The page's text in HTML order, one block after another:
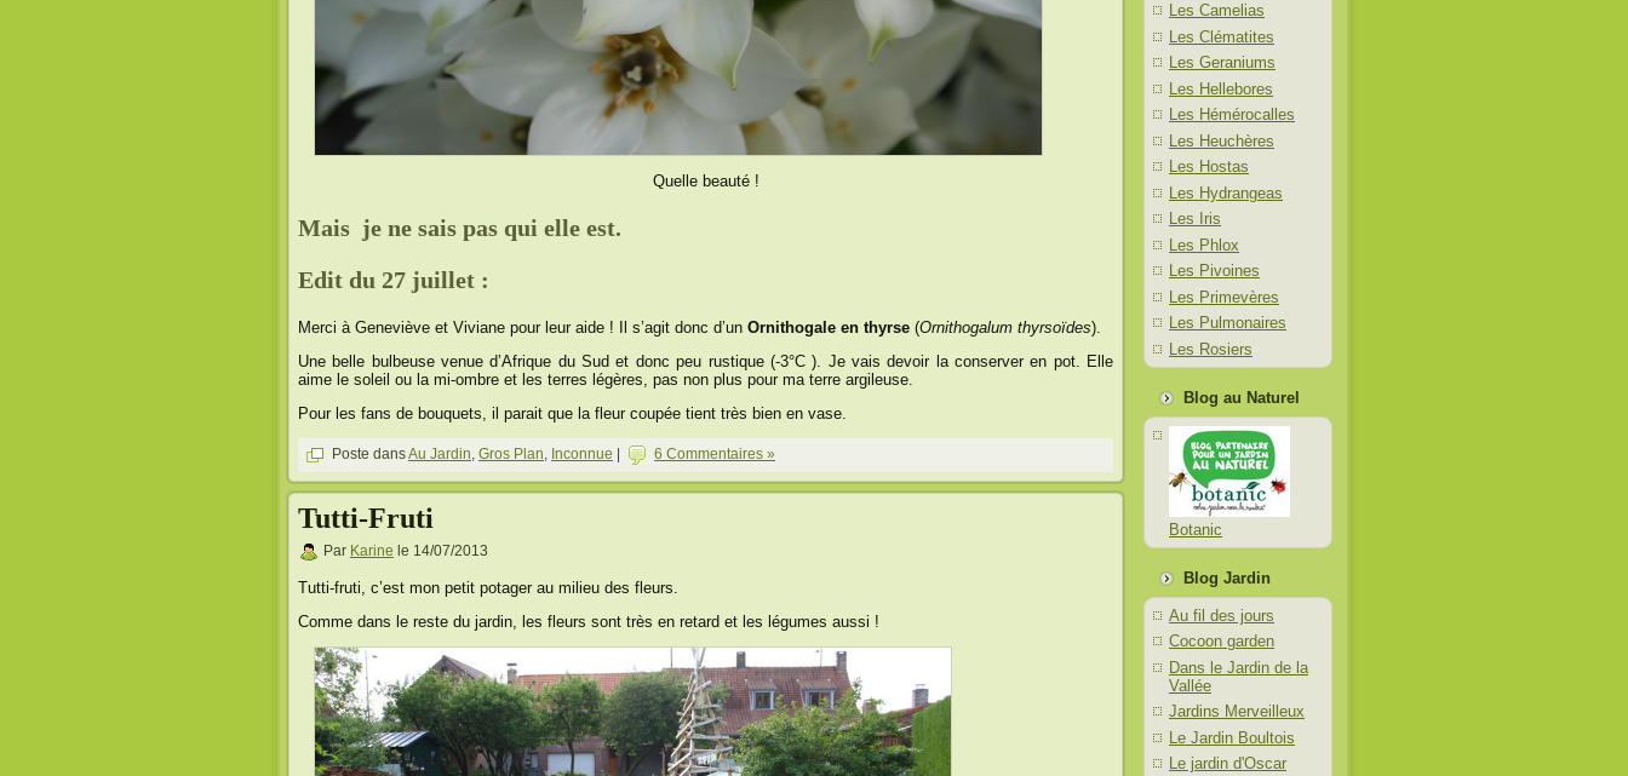
Quelle beauté !
Mais je ne sais pas qui elle est.
Edit du 27 juillet :
Merci à Geneviève et Viviane pour leur aide ! Il s’agit donc d’un Ornithogale en thyrse (Ornithogalum thyrsoïdes).
Une belle bulbeuse venue d’Afrique du Sud et donc peu rustique (-3°C ). Je vais devoir la conserver en pot. Elle
aime le soleil ou la mi-ombre et les terres légères, pas non plus pour ma terre argileuse.
Pour les fans de bouquets, il parait que la fleur coupée tient très bien en vase.
Poste dansAu Jardin, Gros Plan, Inconnue 6 Commentaires »
Tutti-Fruti
Par Karine le 14/07/2013
Tutti-fruti, c’est mon petit potager au milieu des fleurs.
Comme dans le reste du jardin, les fleurs sont très en retard et les légumes aussi !
Les Camelias
Les Clématites
Les Geraniums
Les Hellebores
Les Hémérocalles
Les Heuchères
Les Hostas
Les Hydrangeas
Les Iris
Les Phlox
Les Pivoines
Les Primevères
Les Pulmonaires
Les Rosiers
Blog au Naturel
Botanic
Blog Jardin
Au fil des jours
Cocoon garden
Dans le Jardin de la
Vallée
Jardins Merveilleux
Le Jardin Boultois
Le jardin d'Oscar